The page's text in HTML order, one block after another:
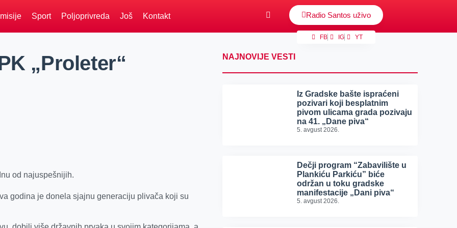
Sport Poljoprivreda Još Kontakt Radio Santos uživo
FB IG YT
„Proleter“
od najuspešnijih.
godina je donela sjajnu generaciju plivača koji su
NAJNOVIJE VESTI
Iz Gradske bašte ispraćeni
pozivari koji besplatnim
pivom ulicama grada pozivaju
na 41. „Dane piva“
5. avgust 2026.
Dečji program “Zabavilište u
Plankiću Parkiću” biće
održan u toku gradske
manifestacije „Dani piva“
5. avgust 2026.